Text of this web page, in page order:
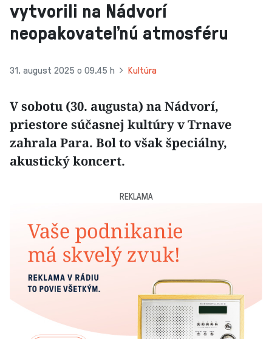
vytvorili na Nádvorí
neopakovateľnú atmosféru
31. august 2025 o 09.45 h Kultúra
V sobotu (30. augusta) na Nádvorí,
priestore súčasnej kultúry v Trnave
zahrala Para. Bol to však špeciálny,
akustický koncert.
REKLAMA